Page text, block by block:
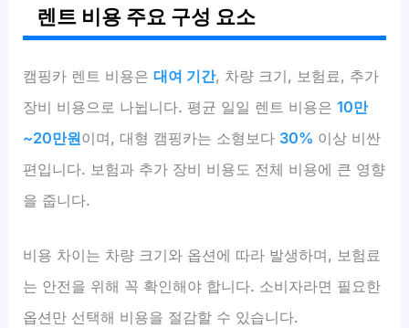
렌트 비용 주요 구성 요소
캠핑카 렌트 비용은대여 기간, 차량 크기, 보험료, 추가
장비 비용으로 나뉩니다. 평균 일일 렌트 비용은10만
~20만원이며, 대형 캠핑카는 소형보다 30% 이상 비싼
편입니다. 보험과 추가 장비 비용도 전체 비용에 큰 영향
을 줍니다.
비용 차이는 차량 크기와 옵션에 따라 발생하며, 보험료
는 안전을 위해 꼭 확인해야 합니다. 소비자라면 필요한
옵션만 선택해 비용을 절감할 수 있습니다.